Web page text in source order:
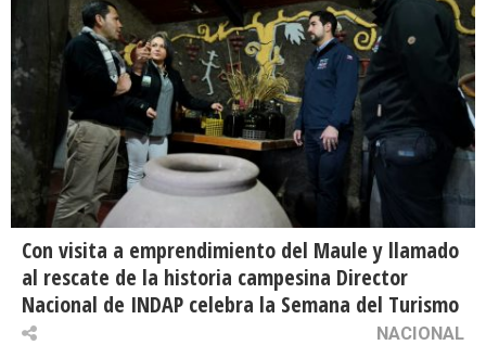
Con visita a emprendimiento del Maule y llamado
al rescate de la historia campesina Director
Nacional de INDAP celebra la Semana del Turismo
NACIONAL